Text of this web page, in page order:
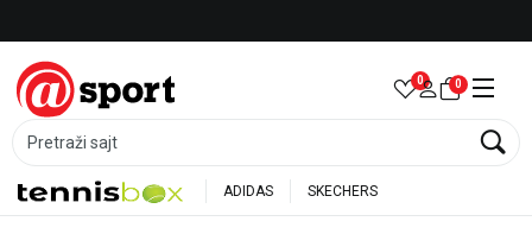
Pretraži sajt
0 0
ADIDAS SKECHERS